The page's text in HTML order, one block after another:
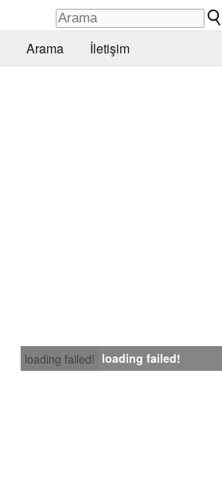
Arama İletişim
loading failed! loading failed!